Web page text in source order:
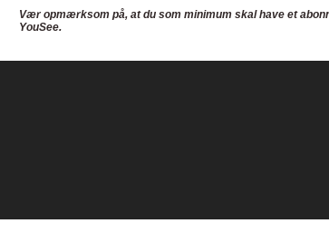
Vær opmærksom på, at du som minimum skal have et
YouSee.